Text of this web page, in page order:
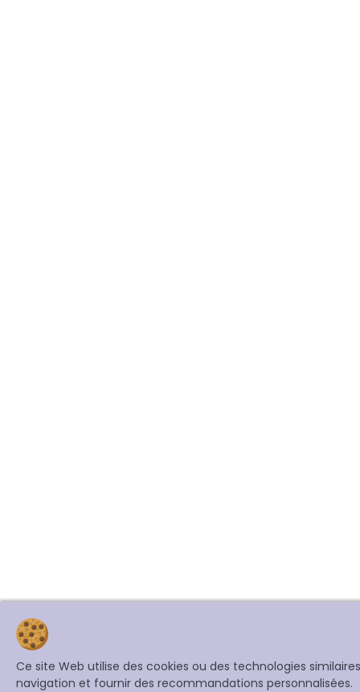
Ce site Web utilise des cookies ou des technologies
navigation et fournir des recommandations personnalisées.